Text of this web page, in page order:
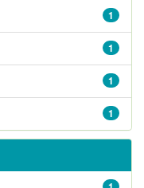
1
1
1
1